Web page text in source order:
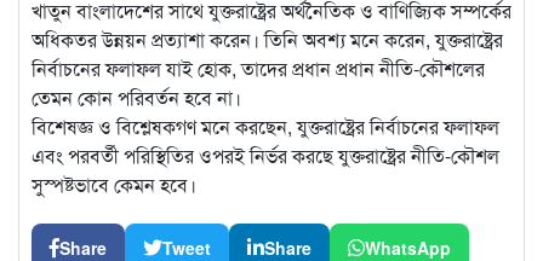
খাতুন বাংলাদেশের সাথে যুক্তরাষ্ট্রের অর্থনৈতিক ও বাণিজ্যিক সম্পর্কের
অধিকতর উন্নয়ন প্রত্যাশা করেন। তিনি অবশ্য মনে করেন, যুক্তরাষ্ট্রের
নির্বাচনের ফলাফল যাই হোক, তাদের প্রধান প্রধান নীতি-কৌশলের
তেমন কোন পরিবর্তন হবে না।
বিশেষজ্ঞ ও বিশ্লেষকগণ মনে করছেন, যুক্তরাষ্ট্রের নির্বাচনের ফলাফল
এবং পরবর্তী পরিস্থিতির ওপরই নির্ভর করছে যুক্তরাষ্ট্রের নীতি-কৌশল
সুস্পষ্টভাবে কেমন হবে।
Share Tweet Share WhatsApp